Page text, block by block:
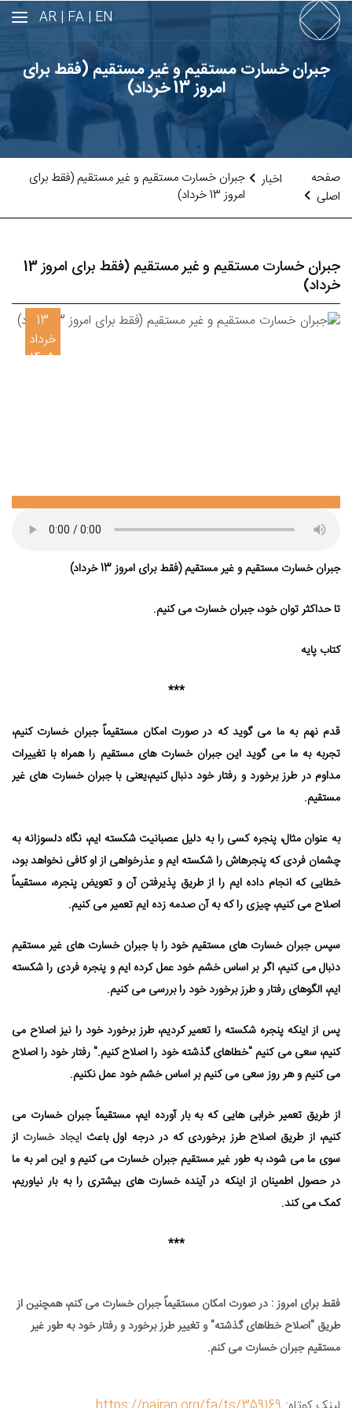
EN |
FA |
AR
جبران خسارت⁯ مستقیم و غیر مستقیم (فقط برای
امروز 13 خرداد)
صفحه
اصلی
اخبار
جبران خسارت⁯ مستقیم و غیر مستقیم (فقط برای
امروز 13 خرداد)
جبران خسارت⁯ مستقیم و غیر مستقیم (فقط برای امروز 13
خرداد)
13
خرداد
1405
جبران خسارت⁯ مستقیم و غیر مستقیم (فقط برای امروز 13 خرداد)
تا حداکثر توان خود، جبران خسارت می ⁯کنیم.
کتاب پایه
***
قدم نهم به ما می ⁯گوید که در صورت امکان مستقیماً جبران خسارت کنیم،
تجربه به ما می⁯ گوید این جبران خسارت⁯ های مستقیم را همراه با تغییرات
مداوم در طرز برخورد و رفتار خود دنبال کنیم،یعنی با جبران خسارت⁯ های غیر
مستقیم. ⁯
به عنوان مثال، پنجره کسی را به دلیل عصبانیت شکسته ⁯ایم، نگاه دلسوزانه به
چشمان فردی که پنجره⁯اش را شکسته⁯ ایم و عذرخواهی از او کافی نخواهد بود،
خطایی که انجام داده⁯ ایم را از طریق پذیرفتن آن و تعویض پنجره، مستقیماً
اصلاح می ⁯کنیم، چیزی را که به آن صدمه زده ⁯ایم تعمیر می ⁯کنیم.
سپس جبران خسارت⁯ های مستقیم خود را با جبران خسارت⁯ های غیر مستقیم
دنبال می ⁯کنیم، اگر بر اساس خشم خود عمل کرده ⁯ایم و پنجره فردی را شکسته⁯
ایم، الگوهای رفتار و طرز برخورد خود را بررسی می ⁯کنیم.
پس از اینکه پنجره شکسته را تعمیر کردیم، طرز برخورد خود را نیز اصلاح می⁯
کنیم، سعی می⁯ کنیم "خطاهای گذشته خود را اصلاح کنیم." رفتار خود را اصلاح
می ⁯کنیم و هر روز سعی می⁯ کنیم بر اساس خشم خود عمل نکنیم.
از طریق تعمیر خرابی ⁯هایی که به بار آورده ⁯ایم، مستقیماً جبران خسارت می
⁯کنیم، از طریق اصلاح طرز برخوردی که در درجه اول باعثایجاد خسارت از
سوی ما می ⁯شود، به طور غیر مستقیم جبران خسارت می⁯ کنیم و این امر به ما
در حصول اطمینان از اینکه در آینده خسارت⁯ های بیشتری را به بار نیاوریم،
کمک می⁯ کند.
***
فقط برای امروز : در صورت امکان مستقیماً جبران خسارت می⁯ کنم، همچنین از
طریق "اصلاح خطاهای گذشته" و تغییر طرز برخورد و رفتار خود به طور غیر
مستقیم جبران خسارت می ⁯کنم.